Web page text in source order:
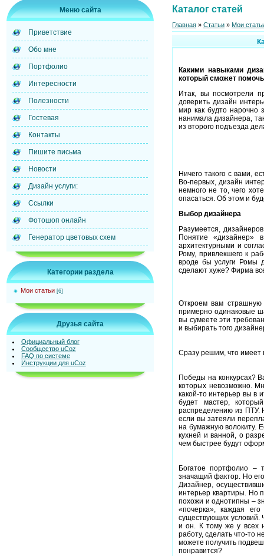
Меню сайта
Приветствие
Обо мне
Портфолио
Интересности
Полезности
Гостевая
Контакты
Пишите письма
Новости
Дизайн услуги:
Ссылки
Фотошоп онлайн
Генератор цветовых схем
Категории раздела
Мои статьи [6]
Друзья сайта
Официальный блог
Сообщество uCoz
FAQ по системе
Инструкции для uCoz
Каталог статей
Главная » Статьи » Мои
Какими навыками
который сможет
Итак, вы посмотрели
доверить дизайн
мир как будто нарочно
нанимала дизайнера,
из второго подъезда
Ничего такого с вами,
Во-первых, дизайн
немного не то, чего
опасаться. Об этом и
Выбор дизайнера
Разумеется,
Понятие «дизайнер»
архитектурными и
Рому, привлекшего к
вроде бы услуги Ромы
сделают хуже? Фирма
Откроем вам страшную
примерно одинаковые
вы сумеете эти
и выбирать того
Сразу решим, что имеет
Победы на конкурсах?
которых невозможно.
какой-то интерьер вы в
будет мастер,
распределению из ПТУ.
если вы затеяли
на бумажную волокиту.
кухней и ванной, о
чем быстрее будут
Богатое портфолио –
значащий фактор. Но
Дизайнер,
интерьер квартиры. Но
похожи и однотипны –
«почерка», каждая
существующих условий.
и он. К тому же у всех
работу, сделать что-то
можете получить
понравится?